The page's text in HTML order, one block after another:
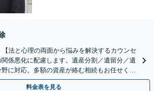
【法と心理の両面から悩みを解決するカウンセ
係悪化に配慮します。遺産分割／遺留分／遺
に対応。多額の資産が絡む相続もお任せくだ
談可能】【駐車場完備】
料金表を見る